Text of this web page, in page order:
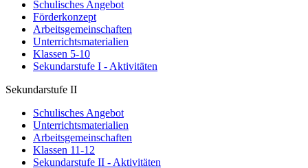
Schulisches Angebot
Förderkonzept
Arbeitsgemeinschaften
Unterrichtsmaterialien
Klassen 5-10
Sekundarstufe I - Aktivitäten
Sekundarstufe II
Schulisches Angebot
Unterrichtsmaterialien
Arbeitsgemeinschaften
Klassen 11-12
Sekundarstufe II - Aktivitäten